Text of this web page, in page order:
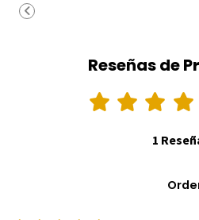
Reseñas de
1